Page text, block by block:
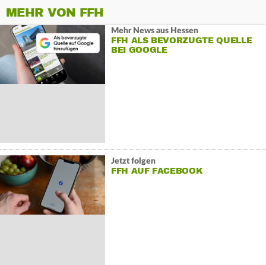
MEHR VON FFH
Mehr News aus Hessen
FFH ALS BEVORZUGTE QUELLE
BEI GOOGLE
Jetzt folgen
FFH AUF FACEBOOK